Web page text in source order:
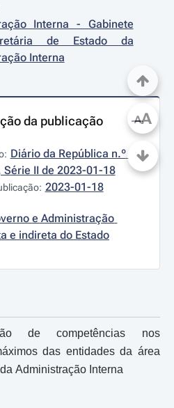
Interna - Gabinete
de Estado da
Interna
da publicação
Diário da República n.º
Série II de 2023-01-18
2023-01-18
e Administração
e indireta do Estado
de competências nos
das entidades da área
Administração Interna
AA